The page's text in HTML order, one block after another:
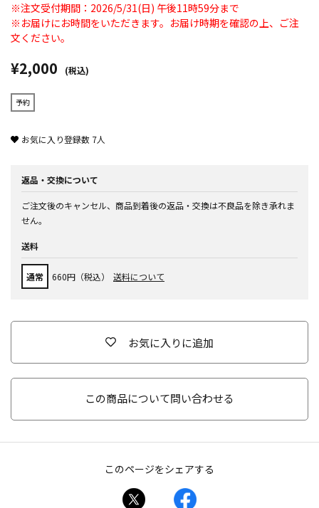
※注文受付期間：2026/5/31(日) 午後11時59分まで
※お届けにお時間をいただきます。お届け時期を確認の上、ご注
文ください。
¥2,000 (税込)
予約
お気に入り登録数 7人
返品・交換について
ご注文後のキャンセル、商品到着後の返品・交換は不良品を除き承れま
せん。
送料
通常 660円（税込） 送料について
お気に入りに追加
この商品について問い合わせる
このページをシェアする